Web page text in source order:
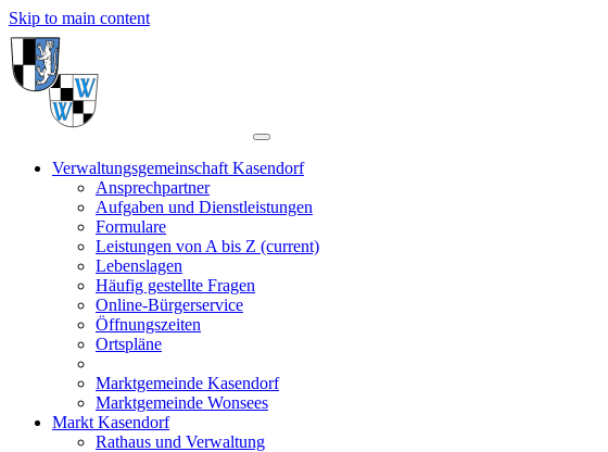
Skip to main content
Verwaltungsgemeinschaft Kasendorf
Ansprechpartner
Aufgaben und Dienstleistungen
Formulare
Leistungen von A bis Z (current)
Lebenslagen
Häufig gestellte Fragen
Online-Bürgerservice
Öffnungszeiten
Ortspläne
Marktgemeinde Kasendorf
Marktgemeinde Wonsees
Markt Kasendorf
Rathaus und Verwaltung